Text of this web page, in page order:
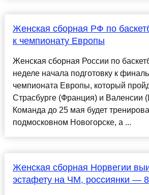
Женская сборная РФ по
к чемпионату Европы
Женская сборная России по
неделе начала подготовку к
чемпионата Европы, который
Страсбурге (Франция) и Валенсии
Команда до 25 мая будет
подмосковном Новогорске, а ...
Женская сборная Норвегии
эстафету на ЧМ, россиянки —